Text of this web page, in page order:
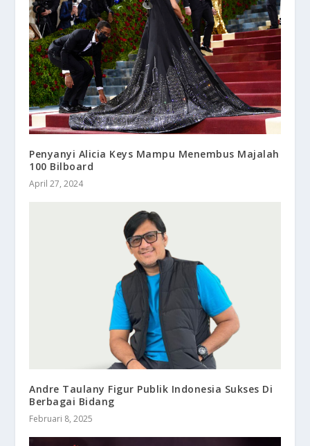
Penyanyi Alicia Keys Mampu Menembus Majalah
100 Bilboard
April 27, 2024
Andre Taulany Figur Publik Indonesia Sukses Di
Berbagai Bidang
Februari 8, 2025